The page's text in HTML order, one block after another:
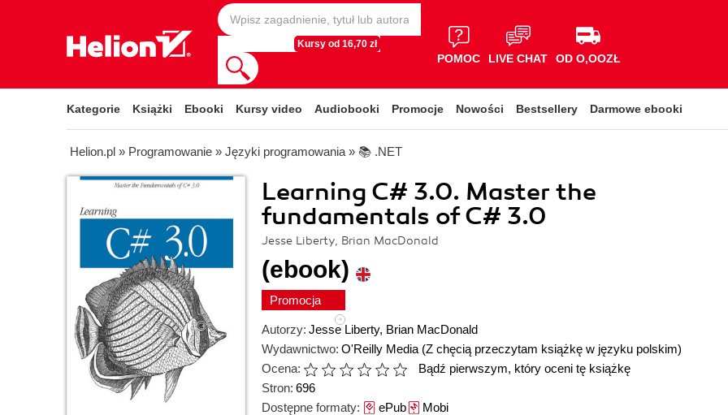
Kursy od 16,70 zł
POMOC LIVE CHAT OD O,OOZŁ
Kategorie Książki Ebooki Kursy video Audiobooki Promocje Nowości Bestsellery Darmowe ebooki
Helion.pl » Programowanie » Języki programowania » 📚 .NET
Learning C# 3.0. Master the
fundamentals of C# 3.0
Jesse Liberty, Brian MacDonald
(ebook)
Promocja
Autorzy: Jesse Liberty, Brian MacDonald
Wydawnictwo: O'Reilly Media (Z chęcią przeczytam książkę w języku polskim)
Ocena:
Bądź pierwszym, który oceni tę książkę
Stron: 696
Dostępne formaty: ePubMobi